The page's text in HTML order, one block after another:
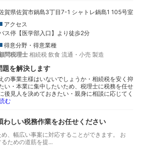
賀県佐賀市鍋島3丁目7-1 シャトレ鍋島1 105号室
アクセス
ス停【医学部入口】より徒歩2分
得意分野・得意業種
問税理士相続税 飲食 流通・小売 製造
題を解決します
の事業主様はいないでしょうか・相続税を安く抑
い・本業に集中したいため、税理士に税務を任せ
後見人を決めておきたい・親身に相談に応じてく
む
わしい税務作業をお任せください
、幅広い事案に対応することができます。 お
ための道筋を提...